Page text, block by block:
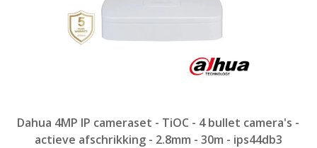
Dahua 4MP IP cameraset - TiOC - 4 bullet camera's -
actieve afschrikking - 2.8mm - 30m - ips44db3